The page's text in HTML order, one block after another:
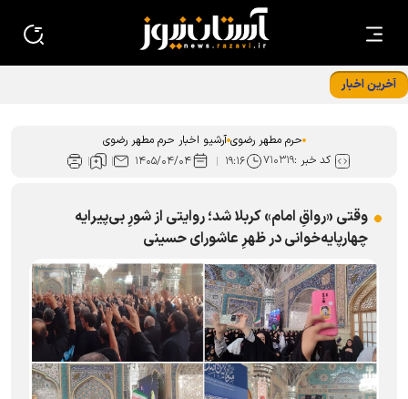
آخرین اخبار
حرم مطهر رضوی آرشیو اخبار حرم مطهر رضوی
کد خبر :۷۱۰۳۱۹ ۱۹:۱۶ ۱۴۰۵/۰۴/۰۴
وقتی «رواقِ امام» کربلا شد؛ روایتی از شورِ بی‌‌پیرایه
چهارپایه‌خوانی در ظهرِ عاشورای حسینی